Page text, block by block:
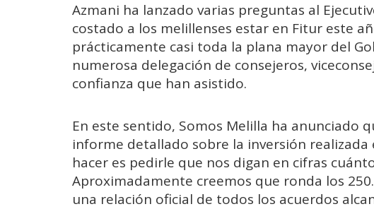
Azmani ha lanzado varias preguntas al
costado a los melillenses estar en Fitur este
prácticamente casi toda la plana mayor del
numerosa delegación de consejeros,
confianza que han asistido.
En este sentido, Somos Melilla ha anunciado
informe detallado sobre la inversión realizada
hacer es pedirle que nos digan en cifras
Aproximadamente creemos que ronda los
una relación oficial de todos los acuerdos